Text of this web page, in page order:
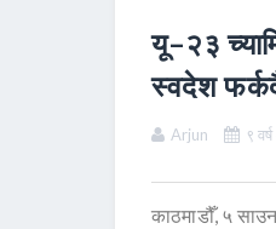
यू–२३
स्वदेश
Arjun ९
काठमाडौँ, ५